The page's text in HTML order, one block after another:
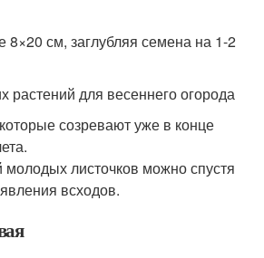
8×20 см, заглубляя семена на 1-2
растений для весеннего огорода
созревают уже в конце
листочков можно спустя
всходов.